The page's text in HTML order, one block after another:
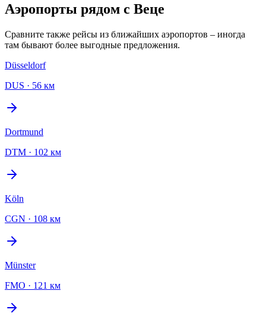
Аэропорты рядом с Веце
Сравните также рейсы из ближайших аэропортов – иногда
там бывают более выгодные предложения.
Düsseldorf
DUS · 56 км
Dortmund
DTM · 102 км
Köln
CGN · 108 км
Münster
FMO · 121 км